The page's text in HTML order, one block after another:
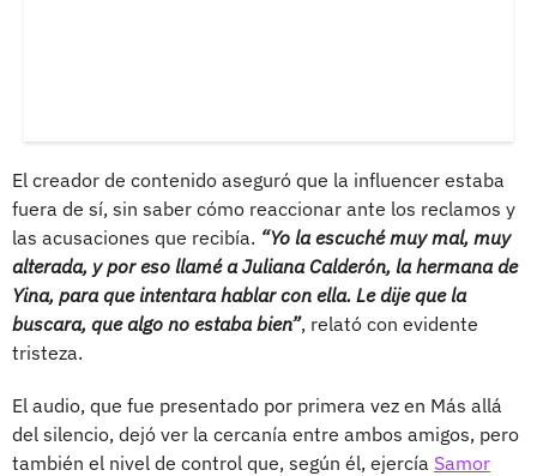
El creador de contenido aseguró que la influencer estaba
fuera de sí, sin saber cómo reaccionar ante los reclamos y
las acusaciones que recibía. “Yo la escuché muy mal, muy
alterada, y por eso llamé a Juliana Calderón, la hermana de
Yina, para que intentara hablar con ella. Le dije que la
buscara, que algo no estaba bien”, relató con evidente
tristeza.
El audio, que fue presentado por primera vez en Más allá
del silencio, dejó ver la cercanía entre ambos amigos, pero
también el nivel de control que, según él, ejercía Samor